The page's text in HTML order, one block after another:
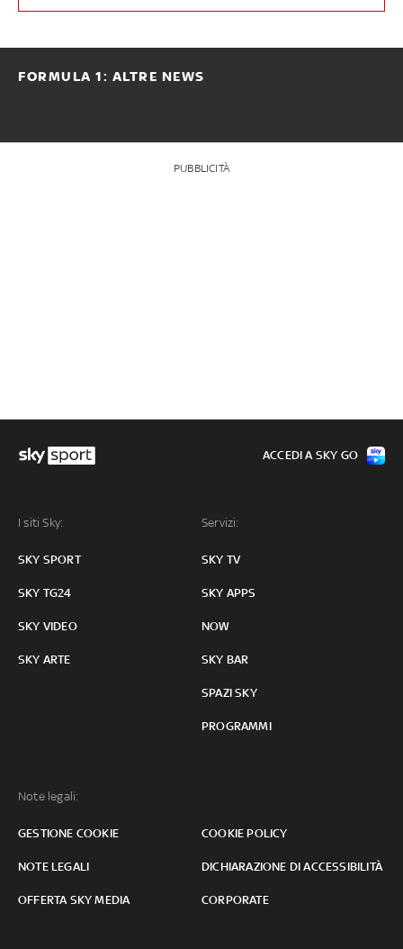
FORMULA 1: ALTRE NEWS
PUBBLICITÀ
I siti Sky:
SKY SPORT
SKY TG24
SKY VIDEO
SKY ARTE
Servizi:
SKY TV
SKY APPS
NOW
SKY BAR
SPAZI SKY
PROGRAMMI
Note legali:
GESTIONE COOKIE COOKIE POLICY
NOTE LEGALI DICHIARAZIONE DI ACCESSIBILITÀ
OFFERTA SKY MEDIA CORPORATE
ACCEDI A SKY GO